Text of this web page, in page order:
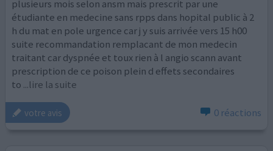
plusieurs mois selon ansm mais prescrit par une
étudiante en medecine sans rpps dans hopital public à 2
h du mat en pole urgence car j y suis arrivée vers 15 h00
suite recommandation remplacant de mon medecin
traitant car dyspnée et toux rien à l angio scann avant
prescription de ce poison plein d effets secondaires
to ...lire la suite
votre avis 0 réactions